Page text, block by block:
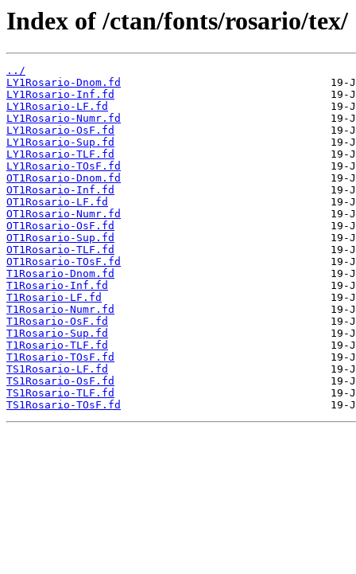
Index of /ctan/fonts/rosario/tex/
../
LY1Rosario-Dnom.fd
LY1Rosario-Inf.fd
LY1Rosario-LF.fd
LY1Rosario-Numr.fd
LY1Rosario-OsF.fd
LY1Rosario-Sup.fd
LY1Rosario-TLF.fd
LY1Rosario-TOsF.fd
OT1Rosario-Dnom.fd
OT1Rosario-Inf.fd
OT1Rosario-LF.fd
OT1Rosario-Numr.fd
OT1Rosario-OsF.fd
OT1Rosario-Sup.fd
OT1Rosario-TLF.fd
OT1Rosario-TOsF.fd
T1Rosario-Dnom.fd
T1Rosario-Inf.fd
T1Rosario-LF.fd
T1Rosario-Numr.fd
T1Rosario-OsF.fd
T1Rosario-Sup.fd
T1Rosario-TLF.fd
T1Rosario-TOsF.fd
TS1Rosario-LF.fd
TS1Rosario-OsF.fd
TS1Rosario-TLF.fd
TS1Rosario-TOsF.fd